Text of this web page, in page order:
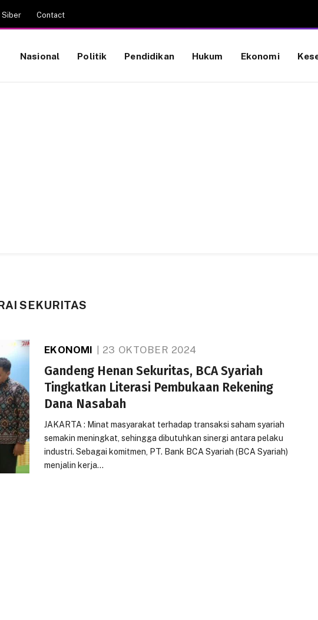
Siber Contact
Nasional Politik Pendidikan Hukum Ekonomi
SEKURITAS
EKONOMI 23 OKTOBER 2024
Gandeng Henan Sekuritas, BCA Syariah
Tingkatkan Literasi Pembukaan Rekening
Dana Nasabah
JAKARTA : Minat masyarakat terhadap transaksi saham syariah
semakin meningkat, sehingga dibutuhkan sinergi antara pelaku
industri. Sebagai komitmen, PT. Bank BCA Syariah (BCA Syariah)
menjalin kerja…